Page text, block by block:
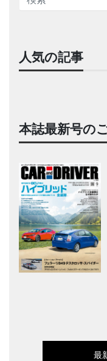
人気の記事
本誌最新号の
最